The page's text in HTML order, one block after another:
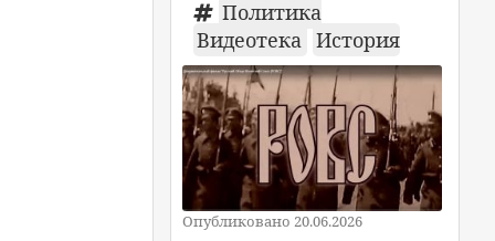
Политика
Видеотека История
Опубликовано 20.06.2026